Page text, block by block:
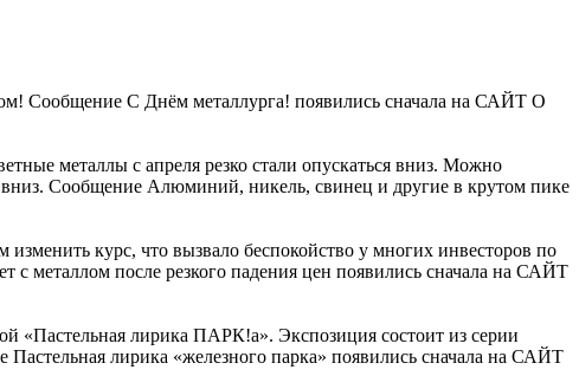
Сообщение С Днём металлурга! появились сначала на САЙТ О
металлы с апреля резко стали опускаться вниз. Можно
Сообщение Алюминий, никель, свинец и другие в крутом пике
курс, что вызвало беспокойство у многих инвесторов по
с металлом после резкого падения цен появились сначала на САЙТ
«Пастельная лирика ПАРК!а». Экспозиция состоит из серии
лирика «железного парка» появились сначала на САЙТ